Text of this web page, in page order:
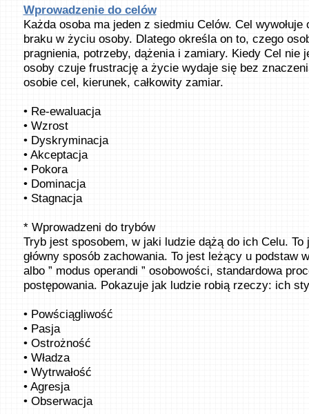
Wprowadzenie do celów
Każda osoba ma jeden z siedmiu Celów. Cel wywołuje
braku w życiu osoby. Dlatego określa on to, czego
pragnienia, potrzeby, dążenia i zamiary. Kiedy Cel nie
osoby czuje frustrację a życie wydaje się bez
osobie cel, kierunek, całkowity zamiar.
• Re-ewaluacja
• Wzrost
• Dyskryminacja
• Akceptacja
• Pokora
• Dominacja
• Stagnacja
* Wprowadzeni do trybów
Tryb jest sposobem, w jaki ludzie dążą do ich Celu. To
główny sposób zachowania. To jest leżący u podstaw
albo ” modus operandi ” osobowości, standardowa
postępowania. Pokazuje jak ludzie robią rzeczy: ich
• Powściągliwość
• Pasja
• Ostrożność
• Władza
• Wytrwałość
• Agresja
• Obserwacja